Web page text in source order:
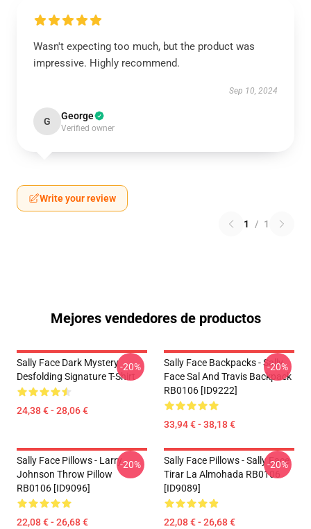
Wasn't expecting too much, but the product was
impressive. Highly recommend.
Sep 10, 2024
G George
Verified owner
Write your review
1 / 1
Mejores vendedores de productos
Sally Face Dark Mystery
Desfolding Signature T-Shirt
24,38 € - 28,06 €
-20%
Sally Face Backpacks - Sally
Face Sal And Travis Backpack
RB0106 [ID9222]
33,94 € - 38,18 €
-20%
Sally Face Pillows - Larry
Johnson Throw Pillow
RB0106 [ID9096]
22,08 € - 26,68 €
-20%
Sally Face Pillows - Sally Face
Tirar La Almohada RB0106
[ID9089]
22,08 € - 26,68 €
-20%